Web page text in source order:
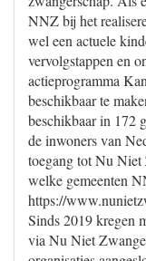
NNZ bij het
wel een actuele
vervolgstappen en
actieprogramma
beschikbaar te
beschikbaar in 172
de inwoners van
toegang tot Nu Niet
welke gemeenten
https://
Sinds 2019 kregen
via Nu Niet